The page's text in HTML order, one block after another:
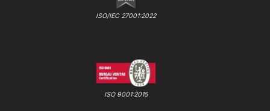
ISO/IEC 27001:2022
ISO 9001:2015